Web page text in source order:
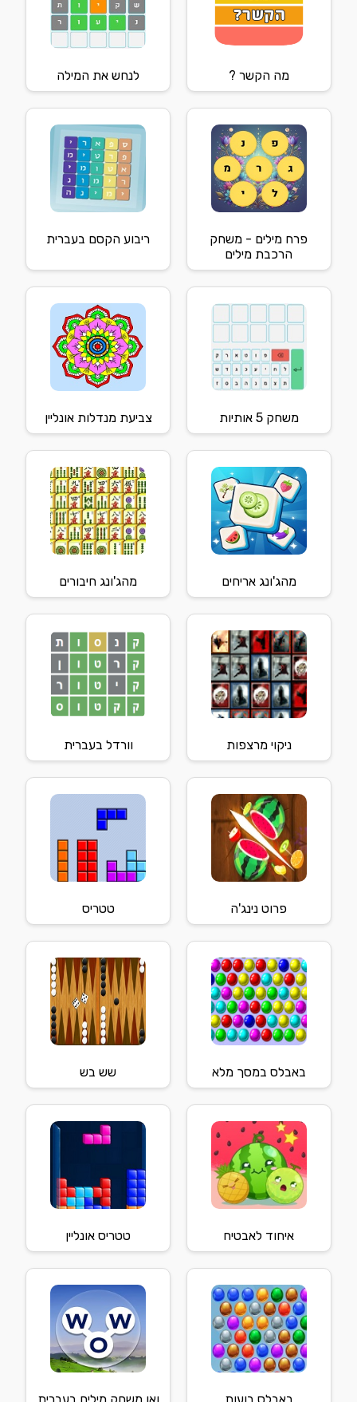
מה הקשר ? לנחש את המילה
פרח מילים - משחק
הרכבת מילים
ריבוע הקסם בעברית
משחק 5 אותיות צביעת מנדלות אונליין
מהג'ונג אריחים מהג'ונג חיבורים
ניקוי מרצפות וורדל בעברית
פרוט נינג'ה טטריס
באבלס במסך מלא שש בש
איחוד לאבטיח טטריס אונליין